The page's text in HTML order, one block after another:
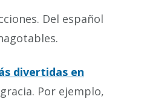
Del español
divertidas en
Por ejemplo,